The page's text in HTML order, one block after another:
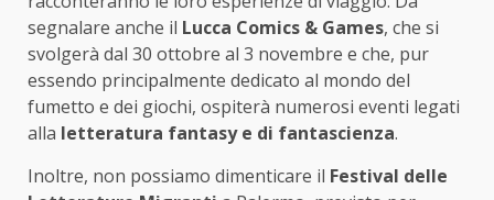
segnalare anche il Lucca Comics & Games, che si
svolgerà dal 30 ottobre al 3 novembre e che, pur
essendo principalmente dedicato al mondo del
fumetto e dei giochi, ospiterà numerosi eventi legati
alla letteratura fantasy e di fantascienza.
Inoltre, non possiamo dimenticare il Festival delle